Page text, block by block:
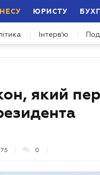
ЮРИСТУ
Інтерв'ю
який
0